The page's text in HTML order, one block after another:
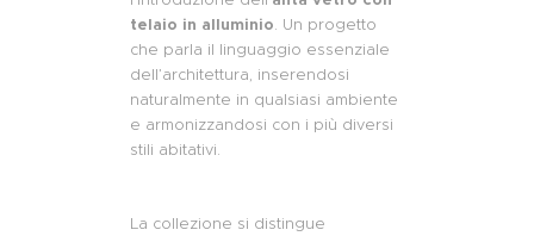
telaio in alluminio. Un progetto
che parla il linguaggio essenziale
dell’architettura, inserendosi
naturalmente in qualsiasi ambiente
e armonizzandosi con i più diversi
stili abitativi.
La collezione si distingue